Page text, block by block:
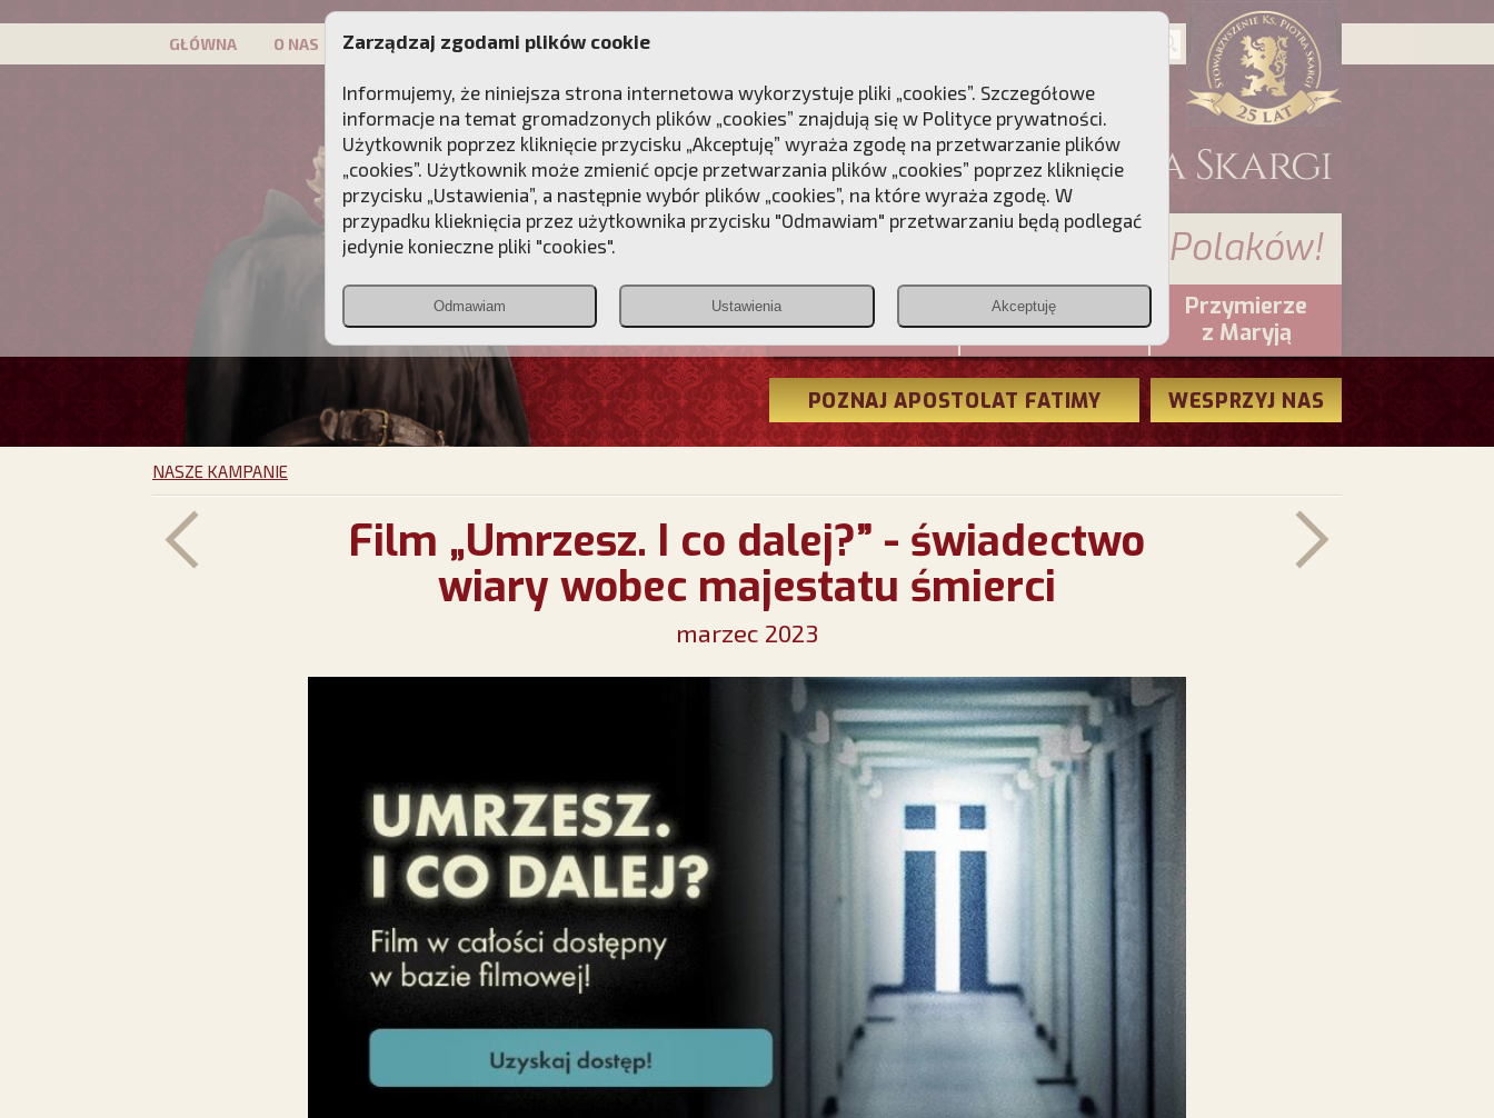
GŁÓWNA O NAS PATRON KAMPANIE DLA DUSZY
Przebudźmy sumienia Polaków!
Christiana
PCh24.pl
Przymierze
z Maryją
POZNAJ APOSTOLAT FATIMY WESPRZYJ NAS
NASZE KAMPANIE
Film „Umrzesz. I co dalej?” - świadectwo
wiary wobec majestatu śmierci
marzec 2023
Zarządzaj zgodami plików cookie
Informujemy, że niniejsza strona internetowa wykorzystuje pliki „cookies”. Szczegółowe
informacje na temat gromadzonych plików „cookies” znajdują się w Polityce prywatności.
Użytkownik poprzez kliknięcie przycisku „Akceptuję” wyraża zgodę na przetwarzanie plików
„cookies”. Użytkownik może zmienić opcje przetwarzania plików „cookies” poprzez kliknięcie
przycisku „Ustawienia”, a następnie wybór plików „cookies”, na które wyraża zgodę. W
przypadku klieknięcia przez użytkownika przycisku "Odmawiam" przetwarzaniu będą podlegać
jedynie konieczne pliki "cookies".
Odmawiam Ustawienia Akceptuję